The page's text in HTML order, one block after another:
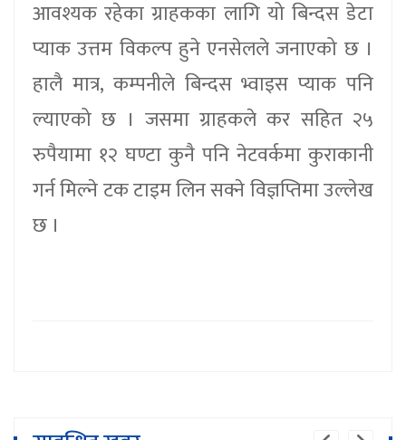
आवश्यक रहेका ग्राहकका लागि यो बिन्दस डेटा
प्याक उत्तम विकल्प हुने एनसेलले जनाएको छ ।
हालै मात्र, कम्पनीले बिन्दस भ्वाइस प्याक पनि
ल्याएको छ । जसमा ग्राहकले कर सहित २५
रुपैयामा १२ घण्टा कुनै पनि नेटवर्कमा कुराकानी
गर्न मिल्ने टक टाइम लिन सक्ने विज्ञप्तिमा उल्लेख
छ ।
बैंकले अपमान गरेको भन्दै उद्योगी व्यवसायी